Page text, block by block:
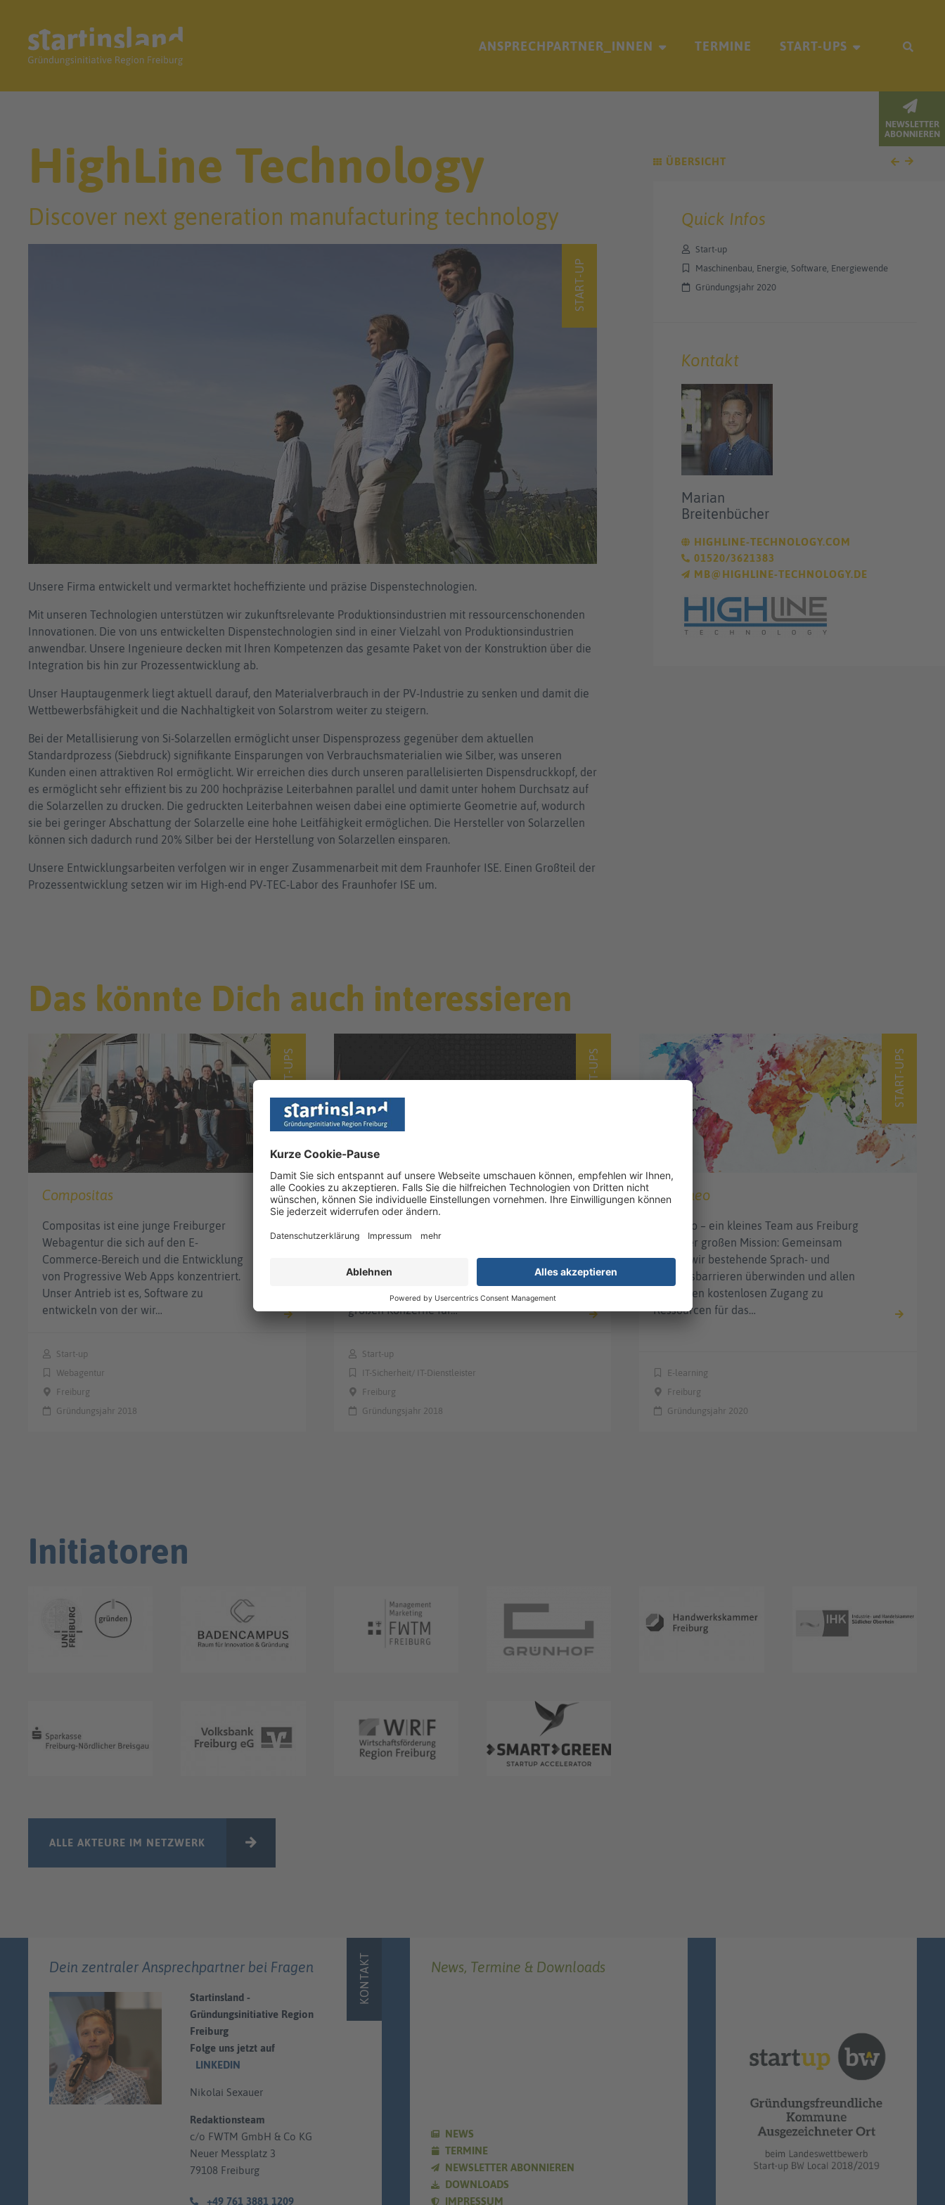
ANSPRECHPARTNER_INNEN TERMINE START-UPS
NEWSLETTER
ABONNIEREN
HighLine Technology
Discover next generation manufacturing technology
START-UP
Unsere Firma entwickelt und vermarktet hocheffiziente und präzise Dispenstechnologien.
Mit unseren Technologien unterstützen wir zukunftsrelevante Produktionsindustrien mit ressourcenschonenden
Innovationen. Die von uns entwickelten Dispenstechnologien sind in einer Vielzahl von Produktionsindustrien
anwendbar. Unsere Ingenieure decken mit Ihren Kompetenzen das gesamte Paket von der Konstruktion über die
Integration bis hin zur Prozessentwicklung ab.
Unser Hauptaugenmerk liegt aktuell darauf, den Materialverbrauch in der PV-Industrie zu senken und damit die
Wettbewerbsfähigkeit und die Nachhaltigkeit von Solarstrom weiter zu steigern.
Bei der Metallisierung von Si-Solarzellen ermöglicht unser Dispensprozess gegenüber dem aktuellen
Standardprozess (Siebdruck) signifikante Einsparungen von Verbrauchsmaterialien wie Silber, was unseren
Kunden einen attraktiven RoI ermöglicht. Wir erreichen dies durch unseren parallelisierten Dispensdruckkopf, der
es ermöglicht sehr effizient bis zu 200 hochpräzise Leiterbahnen parallel und damit unter hohem Durchsatz auf
die Solarzellen zu drucken. Die gedruckten Leiterbahnen weisen dabei eine optimierte Geometrie auf, wodurch
sie bei geringer Abschattung der Solarzelle eine hohe Leitfähigkeit ermöglichen. Die Hersteller von Solarzellen
können sich dadurch rund 20% Silber bei der Herstellung von Solarzellen einsparen.
Unsere Entwicklungsarbeiten verfolgen wir in enger Zusammenarbeit mit dem Fraunhofer ISE. Einen Großteil der
Prozessentwicklung setzen wir im High-end PV-TEC-Labor des Fraunhofer ISE um.
ÜBERSICHT
Quick Infos
Start-up
Maschinenbau, Energie, Software, Energiewende
Gründungsjahr 2020
Kontakt
Marian
Breitenbücher
HIGHLINE-TECHNOLOGY.COM
01520/3621383
MB@HIGHLINE-TECHNOLOGY.DE
Das könnte Dich auch interessieren
START-UPS
Compositas
Compositas ist eine junge Freiburger
Webagentur die sich auf den E-
Commerce-Bereich und die Entwicklung
von Progressive Web Apps konzentriert.
Unser Antrieb ist es, Software zu
entwickeln von der wir…
Start-up
Webagentur
Freiburg
Gründungsjahr 2018
START-UPS
Gardion
Anbieter aus Deutschland. Wir stehen für
Privatsphäre. Wir schützen Ihren
Internetzugang mit den gleichen
technischen Verfahren, welche die
großen Konzerne für…
Start-up
IT-Sicherheit/ IT-Dienstleister
Freiburg
Gründungsjahr 2018
START-UPS
Lingoneo
lingoneo – ein kleines Team aus Freiburg
mit einer großen Mission: Gemeinsam
wollen wir bestehende Sprach- und
Bildungsbarrieren überwinden und allen
Menschen kostenlosen Zugang zu
Ressourcen für das…
E-learning
Freiburg
Gründungsjahr 2020
Initiatoren
ALLE AKTEURE IM NETZWERK
KONTAKT
Dein zentraler Ansprechpartner bei Fragen
Startinsland -
Gründungsinitiative Region
Freiburg
Folge uns jetzt auf
LINKEDIN
Nikolai Sexauer
Redaktionsteam
c/o FWTM GmbH & Co KG
Neuer Messplatz 3
79108 Freiburg
+49 761 3881 1209
News, Termine & Downloads
NEWS
TERMINE
NEWSLETTER ABONNIEREN
DOWNLOADS
IMPRESSUM